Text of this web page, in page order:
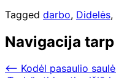
Tagged darbo, Didelės,
Navigacija
⟵ Kodėl pasaulio